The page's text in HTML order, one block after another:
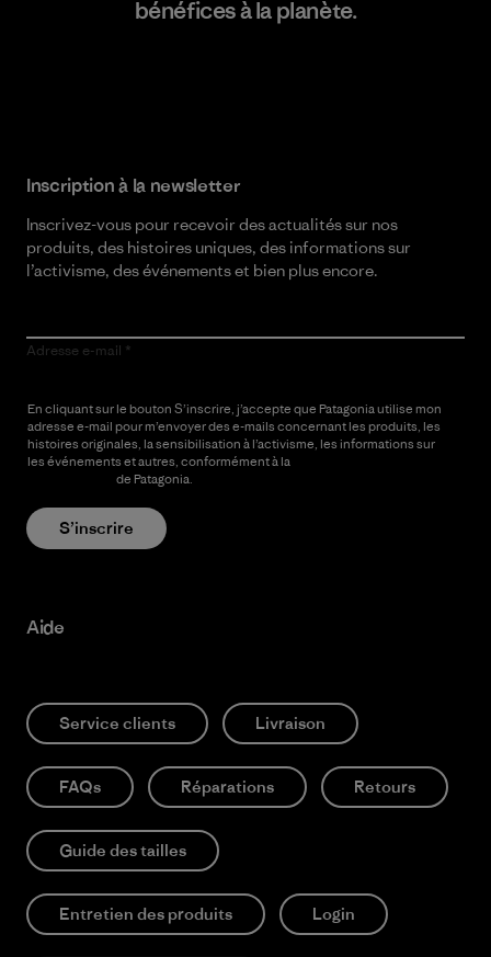
bénéfices à la planète.
Inscription à la newsletter
Inscrivez-vous pour recevoir des actualités sur nos
produits, des histoires uniques, des informations sur
l’activisme, des événements et bien plus encore.
Adresse e-mail
En cliquant sur le bouton S’inscrire, j’accepte que Patagonia utilise mon
adresse e-mail pour m’envoyer des e-mails concernant les produits, les
histoires originales, la sensibilisation à l’activisme, les informations sur
les événements et autres, conformément à la
de Patagonia.
S’inscrire
Aide
Service clients Livraison
FAQs Réparations Retours
Guide des tailles
Entretien des produits Login